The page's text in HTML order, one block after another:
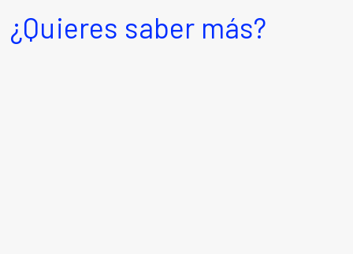
¿Quieres saber más?